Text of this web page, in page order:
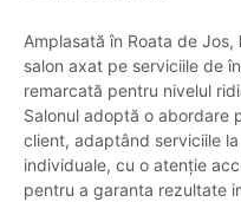
Amplasată în Roata de Jos,
salon axat pe serviciile de
remarcată pentru nivelul
Salonul adoptă o abordare
client, adaptând serviciile
individuale, cu o atenție
pentru a garanta rezultate